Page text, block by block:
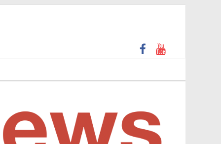
precisa ai cittadini che ce lo chiedono da tempo”